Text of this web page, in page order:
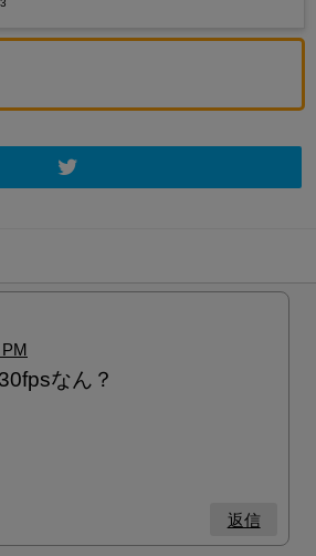
なん？
返信